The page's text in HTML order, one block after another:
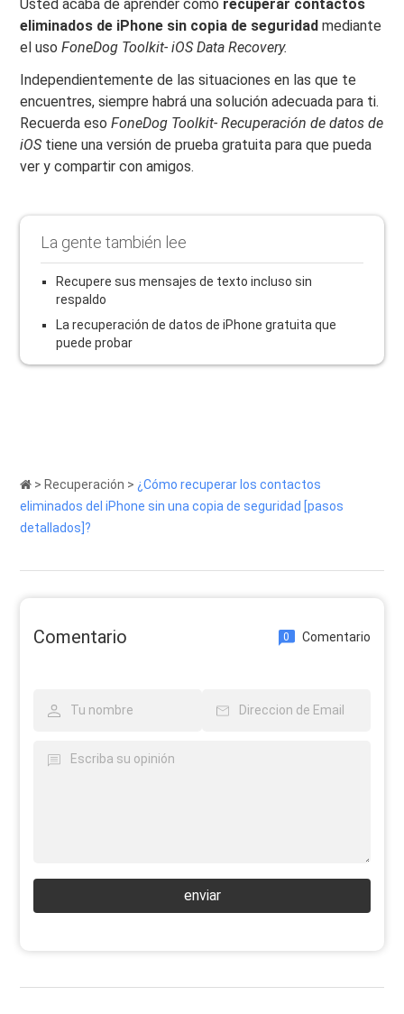
Usted acaba de aprender cómo recuperar contactos
eliminados de iPhone sin copia de seguridad mediante
el usoFoneDog Toolkit- iOS Data Recovery.
Independientemente de las situaciones en las que te
encuentres, siempre habrá una solución adecuada para ti.
Recuerda esoFoneDog Toolkit- Recuperación de datos de
iOStiene una versión de prueba gratuita para que pueda
ver y compartir con amigos.
La gente también lee
Recupere sus mensajes de texto incluso sin
respaldo
La recuperación de datos de iPhone gratuita que
puede probar
> Recuperación > ¿Cómo recuperar los contactos
eliminados del iPhone sin una copia de seguridad [pasos
detallados]?
Comentario 0 Comentario
enviar